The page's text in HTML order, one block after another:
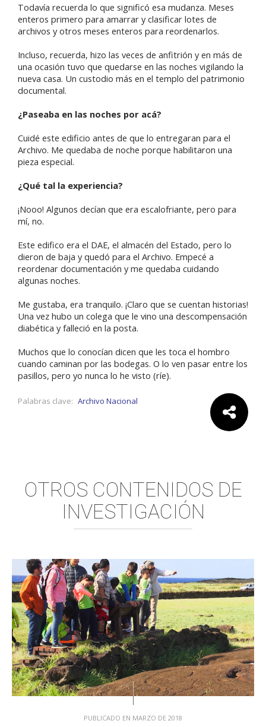
Todavía recuerda lo que significó esa mudanza. Meses
enteros primero para amarrar y clasificar lotes de
archivos y otros meses enteros para reordenarlos.
Incluso, recuerda, hizo las veces de anfitrión y en más de
una ocasión tuvo que quedarse en las noches vigilando la
nueva casa. Un custodio más en el templo del patrimonio
documental.
¿Paseaba en las noches por acá?
Cuidé este edificio antes de que lo entregaran para el
Archivo. Me quedaba de noche porque habilitaron una
pieza especial.
¿Qué tal la experiencia?
¡Nooo! Algunos decían que era escalofriante, pero para
mí, no.
Este edifico era el DAE, el almacén del Estado, pero lo
dieron de baja y quedó para el Archivo. Empecé a
reordenar documentación y me quedaba cuidando
algunas noches.
Me gustaba, era tranquilo. ¡Claro que se cuentan historias!
Una vez hubo un colega que le vino una descompensación
diabética y falleció en la posta.
Muchos que lo conocían dicen que les toca el hombro
cuando caminan por las bodegas. O lo ven pasar entre los
pasillos, pero yo nunca lo he visto (ríe).
Palabras clave: Archivo Nacional
OTROS CONTENIDOS DE
INVESTIGACIÓN
PUBLICADO EN MARZO DE 2018